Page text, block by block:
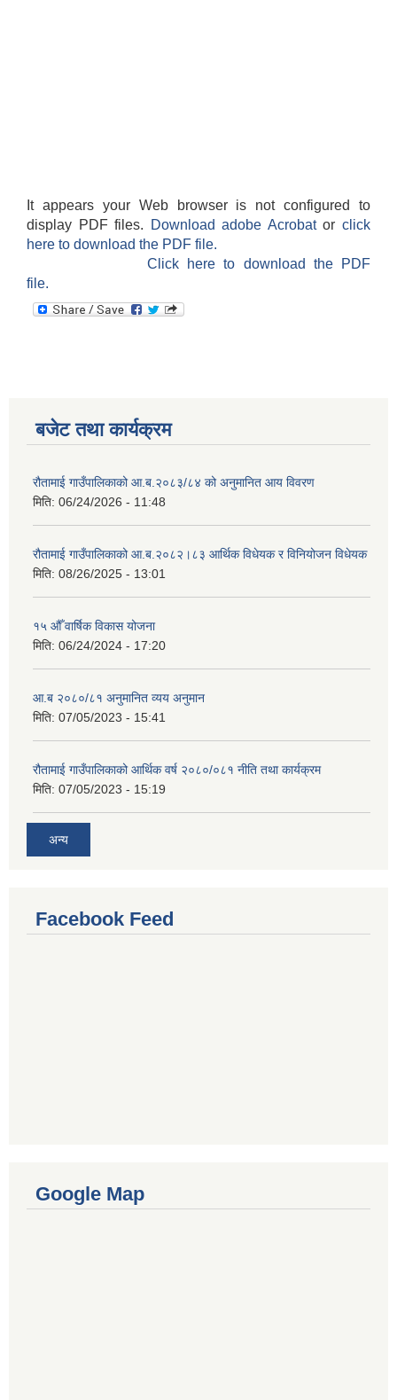
It appears your Web browser is not configured to
display PDF files.
Download adobe Acrobatorclick
here to download the PDF file.
Click here to download the PDF
file.
बजेट तथा कार्यक्रम
रौतामाई गाउँपालिकाको आ.ब.२०८३/८४ को अनुमानित आय विवरण
मिति: 06/24/2026 - 11:48
रौतामाई गाउँपालिकाको आ.ब.२०८२।८३ आर्थिक विधेयक र विनियोजन विधेयक
मिति: 08/26/2025 - 13:01
१५ औँ वार्षिक विकास योजना
मिति: 06/24/2024 - 17:20
आ.ब २०८०/८१ अनुमानित व्यय अनुमान
मिति: 07/05/2023 - 15:41
रौतामाई गाउँपालिकाको आर्थिक वर्ष २०८०/०८१ नीति तथा कार्यक्रम
मिति: 07/05/2023 - 15:19
अन्य
Facebook Feed
Google Map